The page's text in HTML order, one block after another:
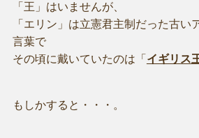
「王」はいませんが、
「エリン」は立憲君主制だった古い
言葉で
その頃に戴いていたのは「 イギリス
もしかすると・・・。